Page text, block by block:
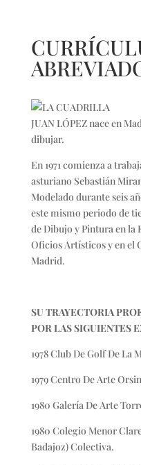
JUAN LÓPEZ nace en
dibujar.
En 1971 comienza a
asturiano Sebastián
Modelado durante seis
este mismo periodo de
de Dibujo y Pintura en la
Oficios Artísticos y en el
Madrid.
SU TRAYECTORIA
POR LAS SIGUIENTES
1978 Club De Golf De
1979 Centro De Arte
1980 Galería De Arte
1980 Colegio Menor
Badajoz) Colectiva.